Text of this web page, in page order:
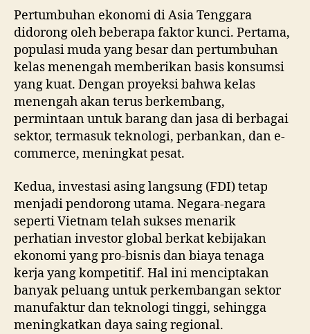
Pertumbuhan ekonomi di Asia Tenggara
didorong oleh beberapa faktor kunci. Pertama,
populasi muda yang besar dan pertumbuhan
kelas menengah memberikan basis konsumsi
yang kuat. Dengan proyeksi bahwa kelas
menengah akan terus berkembang,
permintaan untuk barang dan jasa di berbagai
sektor, termasuk teknologi, perbankan, dan e-
commerce, meningkat pesat.
Kedua, investasi asing langsung (FDI) tetap
menjadi pendorong utama. Negara-negara
seperti Vietnam telah sukses menarik
perhatian investor global berkat kebijakan
ekonomi yang pro-bisnis dan biaya tenaga
kerja yang kompetitif. Hal ini menciptakan
banyak peluang untuk perkembangan sektor
manufaktur dan teknologi tinggi, sehingga
meningkatkan daya saing regional.